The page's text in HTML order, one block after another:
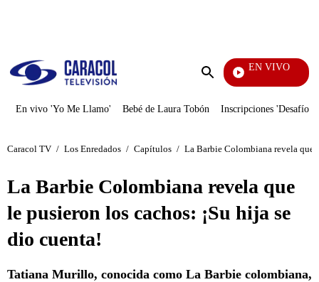
Enviar
EN VIVO
En vivo 'Yo Me Llamo' Bebé de Laura Tobón Inscripciones 'Desafío'
Caracol TV / Los Enredados / Capítulos / La Barbie Colombiana revela que
La Barbie Colombiana revela que
le pusieron los cachos: ¡Su hija se
dio cuenta!
Tatiana Murillo, conocida como La Barbie colombiana,